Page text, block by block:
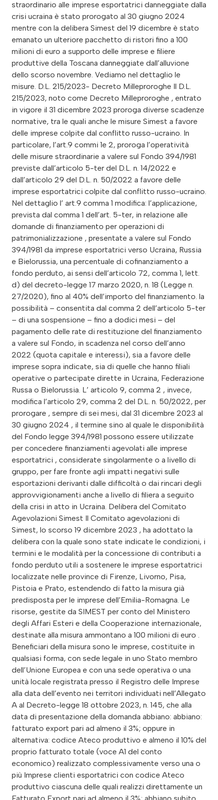
straordinario alle imprese esportatrici danneggiate dalla
crisi ucraina è stato prorogato al 30 giugno 2024
mentre con la delibera Simest del 19 dicembre è stato
emanato un ulteriore pacchetto di ristori fino a 100
milioni di euro a supporto delle imprese e filiere
produttive della Toscana danneggiate dall’alluvione
dello scorso novembre. Vediamo nel dettaglio le
misure. D.L. 215/2023- Decreto Milleproroghe Il D.L.
215/2023, noto come Decreto Milleproroghe , entrato
in vigore il 31 dicembre 2023 proroga diverse scadenze
normative, tra le quali anche le misure Simest a favore
delle imprese colpite dal conflitto russo-ucraino. In
particolare, l’art.9 commi 1e 2, proroga l’operatività
delle misure straordinarie a valere sul Fondo 394/1981
previste dall’articolo 5-ter del D.L. n. 14/2022 e
dall’articolo 29 del D.L. n. 50/2022 a favore delle
imprese esportatrici colpite dal conflitto russo-ucraino.
Nel dettaglio l’ art.9 comma 1 modifica: l’applicazione,
prevista dal comma 1 dell’art. 5-ter, in relazione alle
domande di finanziamento per operazioni di
patrimonializzazione , presentate a valere sul Fondo
394/1981 da imprese esportatrici verso Ucraina, Russia
e Bielorussia, una percentuale di cofinanziamento a
fondo perduto, ai sensi dell’articolo 72, comma 1, lett.
d) del decreto-legge 17 marzo 2020, n. 18 (Legge n.
27/2020), fino al 40% dell’importo del finanziamento. la
possibilità – consentita dal comma 2 dell’articolo 5-ter
– di una sospensione – fino a dodici mesi – del
pagamento delle rate di restituzione del finanziamento
a valere sul Fondo, in scadenza nel corso dell’anno
2022 (quota capitale e interessi), sia a favore delle
imprese sopra indicate, sia di quelle che hanno filiali
operative o partecipate dirette in Ucraina, Federazione
Russa o Bielorussia. L’ articolo 9, comma 2 , invece,
modifica l’articolo 29, comma 2 del D.L. n. 50/2022, per
prorogare , sempre di sei mesi, dal 31 dicembre 2023 al
30 giugno 2024 , il termine sino al quale le disponibilità
del Fondo legge 394/1981 possono essere utilizzate
per concedere finanziamenti agevolati alle imprese
esportatrici , considerate singolarmente o a livello di
gruppo, per fare fronte agli impatti negativi sulle
esportazioni derivanti dalle difficoltà o dai rincari degli
approvvigionamenti anche a livello di filiera a seguito
della crisi in atto in Ucraina. Delibera del Comitato
Agevolazioni Simest Il Comitato agevolazioni di
Simest, lo scorso 19 dicembre 2023 , ha adottato la
delibera con la quale sono state indicate le condizioni, i
termini e le modalità per la concessione di contributi a
fondo perduto utili a sostenere le imprese esportatrici
localizzate nelle province di Firenze, Livorno, Pisa,
Pistoia e Prato, estendendo di fatto la misura già
predisposta per le imprese dell’Emilia-Romagna. Le
risorse, gestite da SIMEST per conto del Ministero
degli Affari Esteri e della Cooperazione internazionale,
destinate alla misura ammontano a 100 milioni di euro .
Beneficiari della misura sono le imprese, costituite in
qualsiasi forma, con sede legale in uno Stato membro
dell’Unione Europea e con una sede operativa o una
unità locale registrata presso il Registro delle Imprese
alla data dell’evento nei territori individuati nell’Allegato
A al Decreto-legge 18 ottobre 2023, n. 145, che alla
data di presentazione della domanda abbiano: abbiano:
fatturato export pari ad almeno il 3%; oppure in
alternativa: codice Ateco produttivo e almeno il 10% del
proprio fatturato totale (voce A1 del conto
economico) realizzato complessivamente verso una o
più Imprese clienti esportatrici con codice Ateco
produttivo ciascuna delle quali realizzi direttamente un
Fatturato Export pari ad almeno il 3%; abbiano subito